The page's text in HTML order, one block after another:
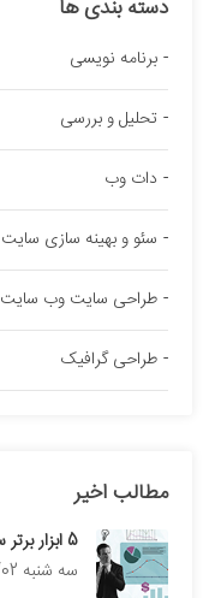
دسته بندی ها
برنامه نویسی
تحلیل و بررسی
دات وب
سئو و بهینه سازی سایت
طراحی سایت وب سایت
طراحی گرافیک
مطالب اخیر
5 ابزار برتر سئو گوگل
سه شنبه 02/تیر/1405